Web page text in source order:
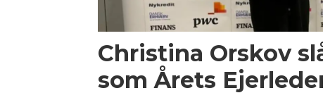
Christina Orskov
som Årets